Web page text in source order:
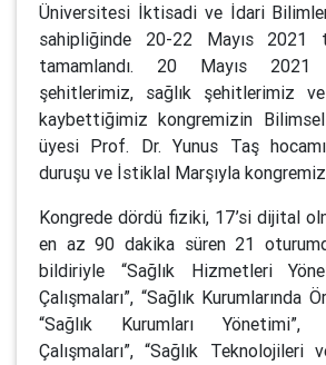
Üniversitesi İktisadi ve İdari
sahipliğinde 20-22 Mayıs 2021
tamamlandı. 20 Mayıs 2021
şehitlerimiz, sağlık şehitlerimiz
kaybettiğimiz kongremizin Bilimsel
üyesi Prof. Dr. Yunus Taş
duruşu ve İstiklal Marşıyla kongremiz
Kongrede dördü fiziki, 17’si dijital
en az 90 dakika süren 21
bildiriyle “Sağlık Hizmetleri
Çalışmaları”, “Sağlık Kurumlarında
“Sağlık Kurumları Yönetimi”,
Çalışmaları”, “Sağlık Teknolojileri